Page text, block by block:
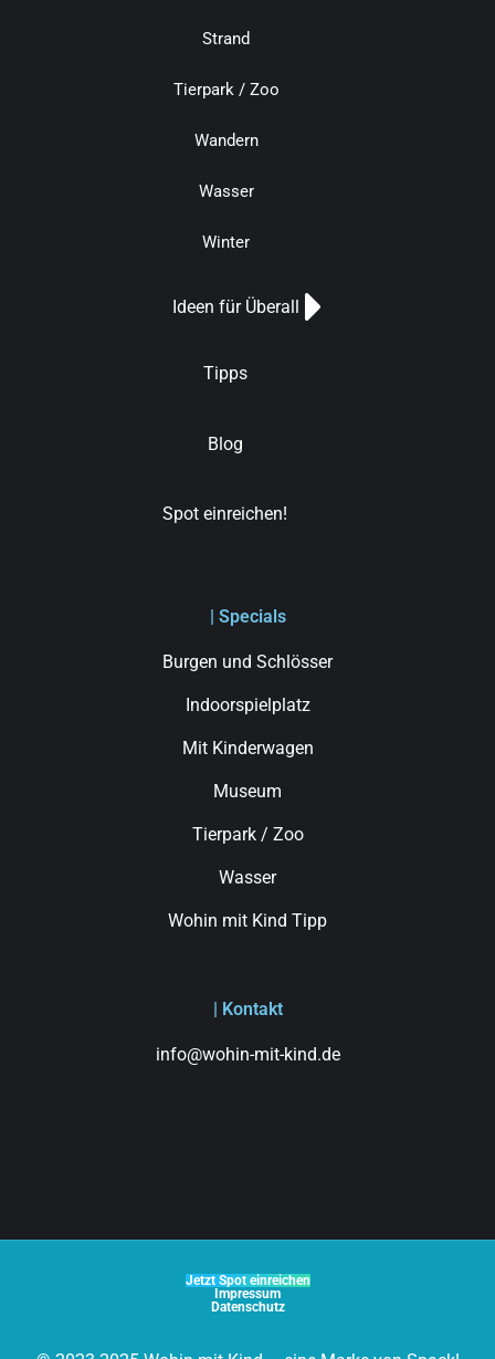
Strand
Tierpark / Zoo
Wandern
Wasser
Winter
Ideen für Überall
Tipps
Blog
Spot einreichen!
| Specials
Burgen und Schlösser
Indoorspielplatz
Mit Kinderwagen
Museum
Tierpark / Zoo
Wasser
Wohin mit Kind Tipp
| Kontakt
info@wohin-mit-kind.de
Jetzt Spot einreichen
Impressum
Datenschutz